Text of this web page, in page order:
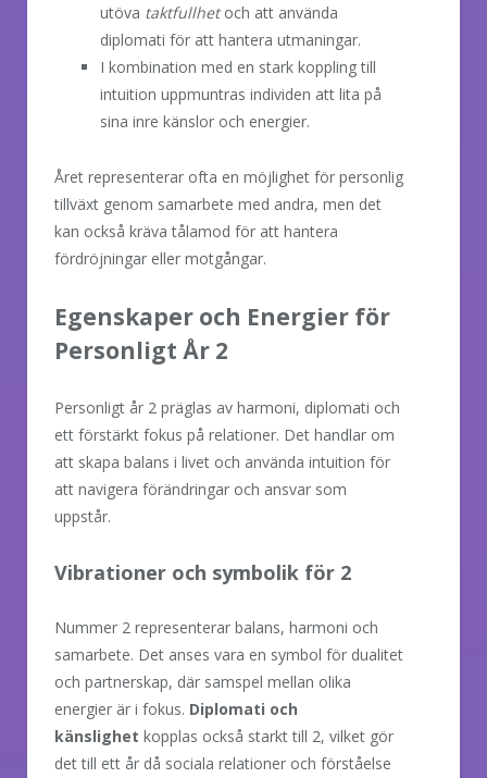
utöva taktfullhetoch att använda
diplomati för att hantera utmaningar.
I kombination med en stark koppling till
intuition uppmuntras individen att lita på
sina inre känslor och energier.
Året representerar ofta en möjlighet för personlig
tillväxt genom samarbete med andra, men det
kan också kräva tålamod för att hantera
fördröjningar eller motgångar.
Egenskaper och Energier för
Personligt År 2
Personligt år 2 präglas av harmoni, diplomati och
ett förstärkt fokus på relationer. Det handlar om
att skapa balans i livet och använda intuition för
att navigera förändringar och ansvar som
uppstår.
Vibrationer och symbolik för 2
Nummer 2 representerar balans, harmoni och
samarbete. Det anses vara en symbol för dualitet
och partnerskap, där samspel mellan olika
energier är i fokus. Diplomati och
känslighet kopplas också starkt till 2, vilket gör
det till ett år då sociala relationer och förståelse